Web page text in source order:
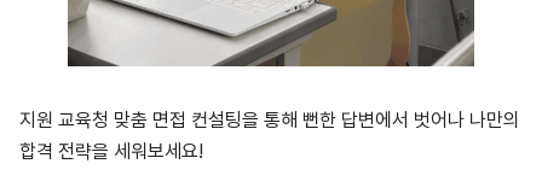
지원 교육청 맞춤 면접 컨설팅을 통해 뻔한 답변에서 벗어나 나만의
합격 전략을 세워보세요!